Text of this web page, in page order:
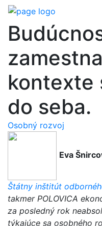
kontexte
do seba.
Osobný rozvoj
Eva
Štátny inštitút
takmer POLOVICA
za posledný rok
týkajúce sa osobného